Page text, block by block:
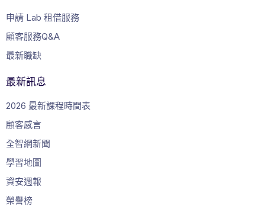
申請 Lab 租借服務
顧客服務Q&A
最新職缺
最新訊息
2026 最新課程時間表
顧客感言
全智網新聞
學習地圖
資安週報
榮譽榜